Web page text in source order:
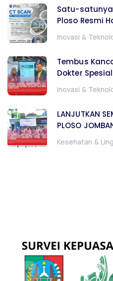
Satu-satunya
Ploso Resmi
Inovasi &
Tembus
Dokter
Inovasi &
LANJUTKAN
PLOSO
KEMBALIKAN
Kesehatan &